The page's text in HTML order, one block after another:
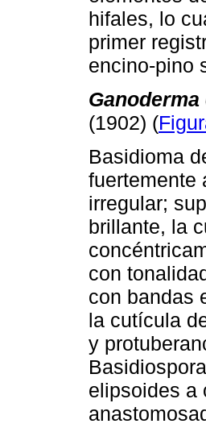
hifales, lo
primer
encino-pino
(1902) (
Basidioma
fuertemente
irregular;
brillante, la
con
con bandas
la cutícula
y
elipsoides a